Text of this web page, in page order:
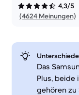
4,3/5
(4624 Meinungen)
Das
Plus,
gehören